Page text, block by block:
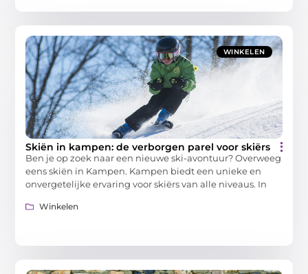
WINKELEN
Skiën in kampen: de verborgen parel voor skiërs
Ben je op zoek naar een nieuwe ski-avontuur? Overweeg
eens skiën in Kampen. Kampen biedt een unieke en
onvergetelijke ervaring voor skiërs van alle niveaus. In
Winkelen